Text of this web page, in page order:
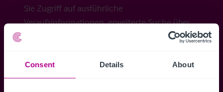
Consent Details About
Sie Zugriff auf ausführliche
Veraufsinformationen, erweiterte Suche über
Benachrichtigungen für neuen Objekten zu
erhalten.